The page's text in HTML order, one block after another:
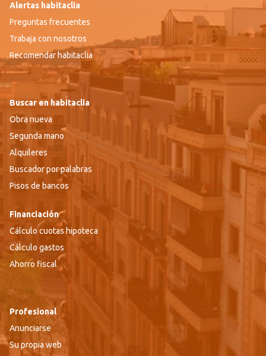
Alertas habitaclia
Preguntas frecuentes
Trabaja con nosotros
Recomendar habitaclia
Buscar en habitaclia
Obra nueva
Segunda mano
Alquileres
Buscador por palabras
Pisos de bancos
Financiación
Cálculo cuotas hipoteca
Cálculo gastos
Ahorro fiscal
Profesional
Anunciarse
Su propia web